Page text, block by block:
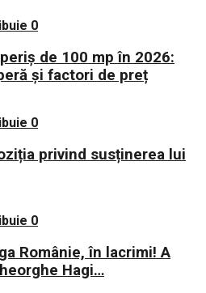
0
de 100 mp în 2026:
și factori de preț
0
privind susținerea lui
0
Românie, în lacrimi! A
Hagi…